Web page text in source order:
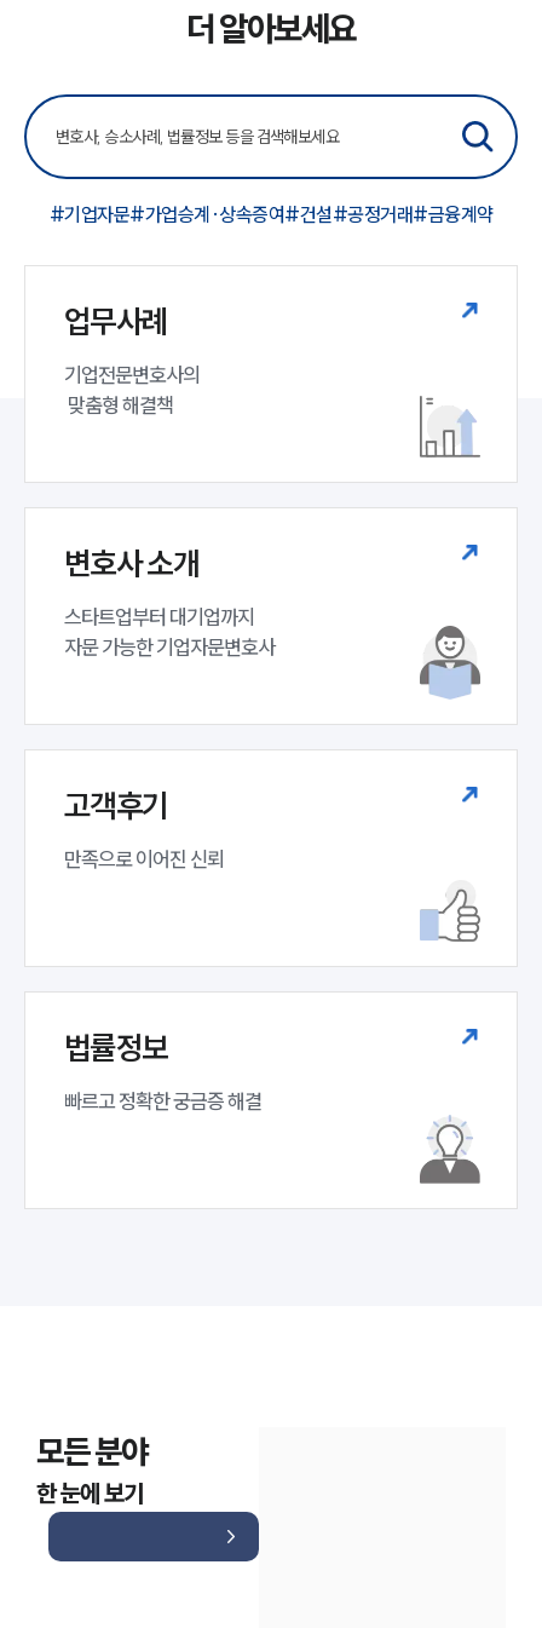
더 알아보세요
#기업자문#가업승계·상속증여#건설#공정거래#금융계약
업무사례
기업전문변호사의
맞춤형 해결책
변호사 소개
스타트업부터 대기업까지
자문 가능한 기업자문변호사
고객후기
만족으로 이어진 신뢰
법률정보
빠르고 정확한 궁금증 해결
모든 분야
한 눈에 보기